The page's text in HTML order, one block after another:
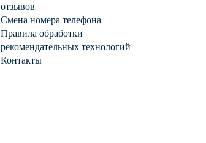
отзывов
Смена номера телефона
Правила обработки
рекомендательных технологий
Контакты